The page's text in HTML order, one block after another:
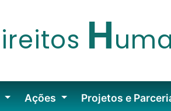
ireitos H
Ações Projetos e